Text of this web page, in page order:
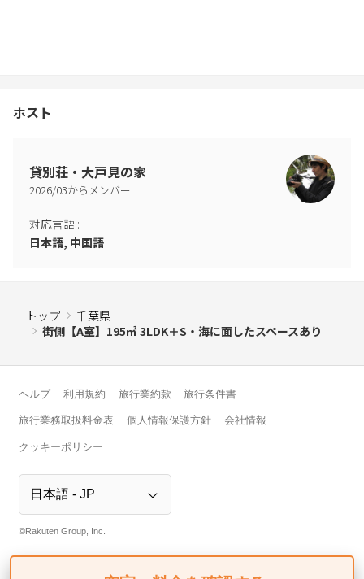
ホスト
貸別荘・大戸見の家
2026/03からメンバー
対応言語 :
日本語, 中国語
トップ
千葉県
街側【A室】195㎡ 3LDK＋S・海に面したスペースあり
ヘルプ 利用規約 旅行業約款 旅行条件書
旅行業務取扱料金表 個人情報保護方針 会社情報
クッキーポリシー
©Rakuten Group, Inc.